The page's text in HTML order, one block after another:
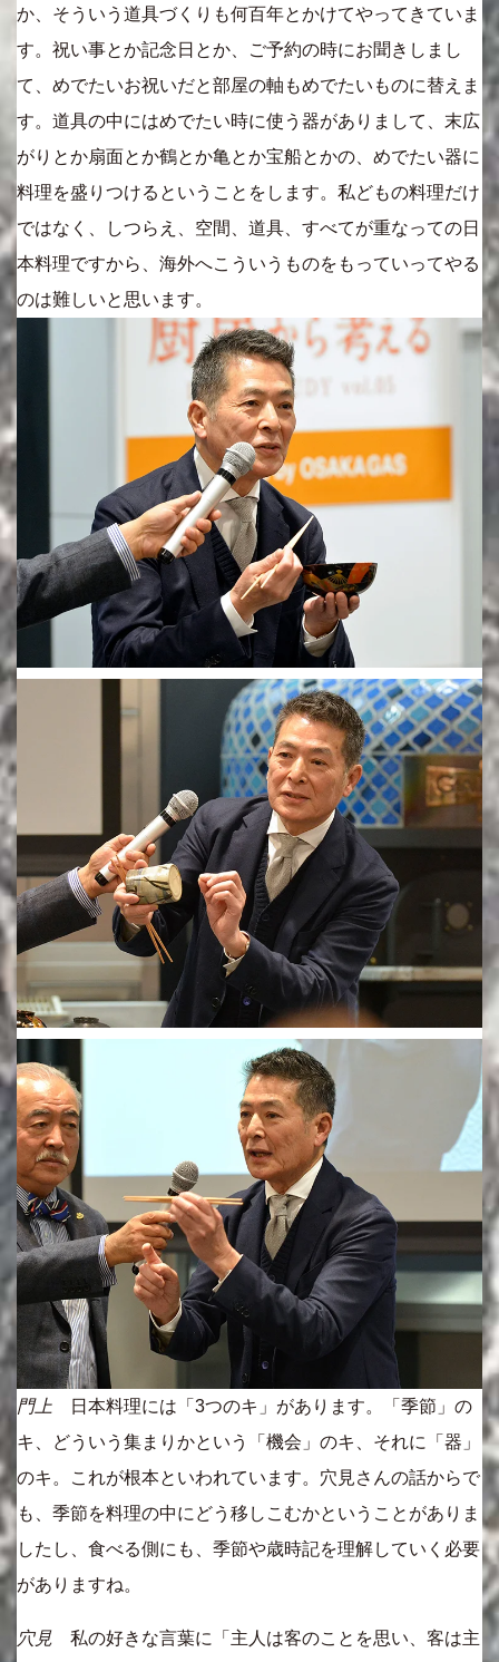
か、そういう道具づくりも何百年とかけてやってきていま
す。祝い事とか記念日とか、ご予約の時にお聞きしまし
て、めでたいお祝いだと部屋の軸もめでたいものに替えま
す。道具の中にはめでたい時に使う器がありまして、末広
がりとか扇面とか鶴とか亀とか宝船とかの、めでたい器に
料理を盛りつけるということをします。私どもの料理だけ
ではなく、しつらえ、空間、道具、すべてが重なっての日
本料理ですから、海外へこういうものをもっていってやる
のは難しいと思います。
門上 日本料理には「3つのキ」があります。「季節」の
キ、どういう集まりかという「機会」のキ、それに「器」
のキ。これが根本といわれています。穴見さんの話からで
も、季節を料理の中にどう移しこむかということがありま
したし、食べる側にも、季節や歳時記を理解していく必要
がありますね。
穴見 私の好きな言葉に「主人は客のことを思い、客は主